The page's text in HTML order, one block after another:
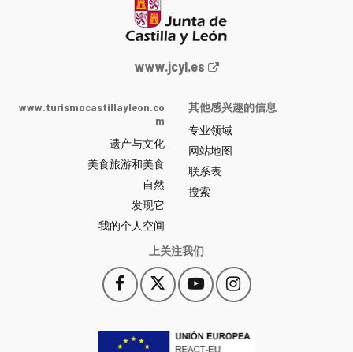
Junta
y
León
网
站
门
户
-
www.jcyl.es
www.turismocastillayleon.co
m
遗产与文化
美食旅游和美食
自然
发现它
我的个人空间
其他感兴趣的信息
专业领域
网站地图
联系表
搜索
上关注我们
Facebook
此
链
会
此
链
YouTube
此
链
会
Instagram
此
链
会